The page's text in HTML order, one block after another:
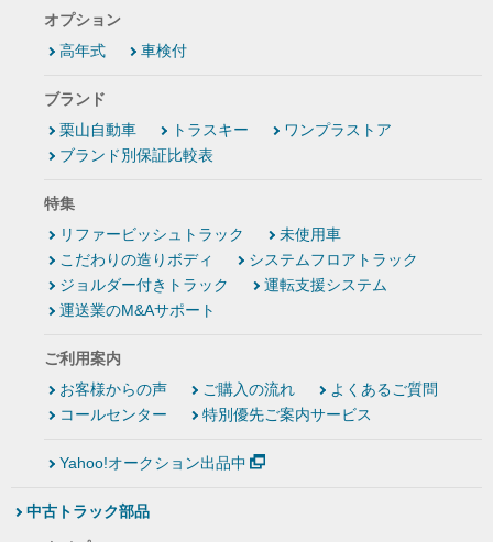
オプション
高年式
車検付
ブランド
栗山自動車
トラスキー
ワンプラストア
ブランド別保証比較表
特集
リファービッシュトラック
未使用車
こだわりの造りボディ
システムフロアトラック
ジョルダー付きトラック
運転支援システム
運送業のM&Aサポート
ご利用案内
お客様からの声
ご購入の流れ
よくあるご質問
コールセンター
特別優先ご案内サービス
Yahoo!オークション出品中
中古トラック部品